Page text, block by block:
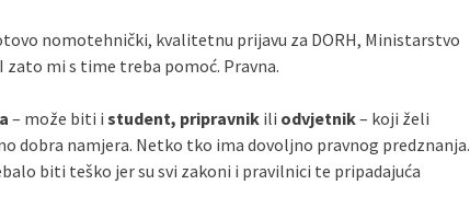
nomotehnički, kvalitetnu prijavu za DORH, Ministarstvo
mi s time treba pomoć. Pravna.
– može biti i student, pripravnik ili odvjetnik– koji želi
dobra namjera. Netko tko ima dovoljno pravnog predznanja.
biti teško jer su svi zakoni i pravilnici te pripadajuća